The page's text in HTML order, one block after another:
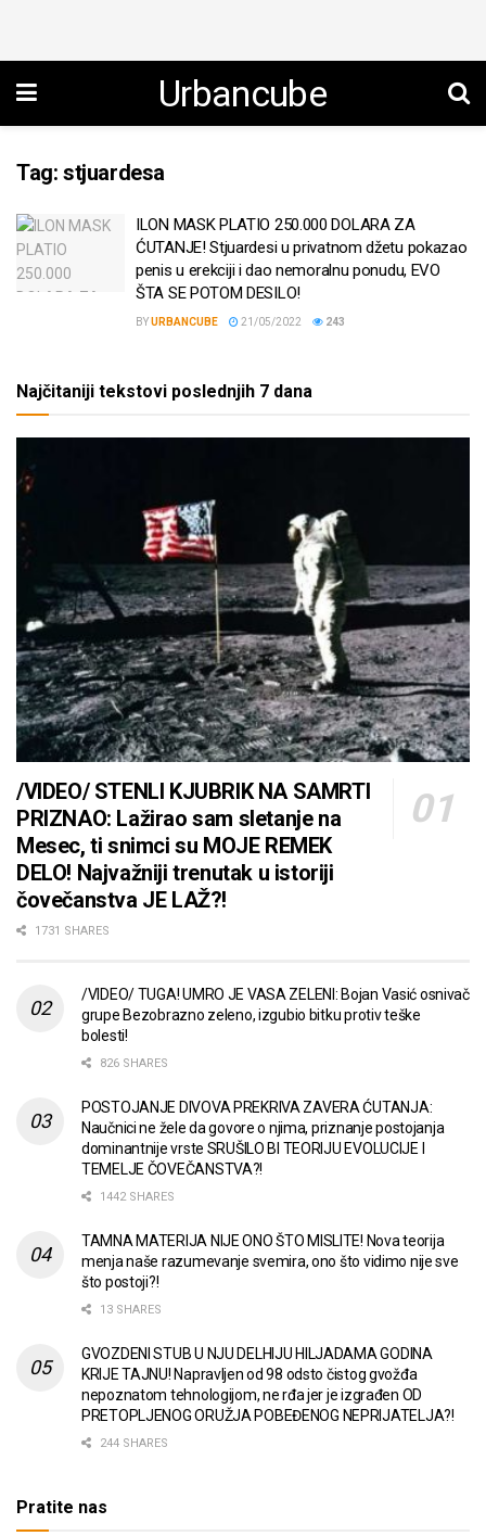
Urbancube
Tag: stjuardesa
ILON MASK PLATIO 250.000 DOLARA ZA
ĆUTANJE! Stjuardesi u privatnom džetu pokazao
penis u erekciji i dao nemoralnu ponudu, EVO
ŠTA SE POTOM DESILO!
BYURBANCUBE 21/05/2022 243
Najčitaniji tekstovi poslednjih 7 dana
/VIDEO/ STENLI KJUBRIK NA SAMRTI
PRIZNAO: Lažirao sam sletanje na
Mesec, ti snimci su MOJE REMEK
DELO! Najvažniji trenutak u istoriji
čovečanstva JE LAŽ?!
1731 SHARES
/VIDEO/ TUGA! UMRO JE VASA ZELENI: Bojan Vasić osnivač
grupe Bezobrazno zeleno, izgubio bitku protiv teške
bolesti!
826 SHARES
POSTOJANJE DIVOVA PREKRIVA ZAVERA ĆUTANJA:
Naučnici ne žele da govore o njima, priznanje postojanja
dominantnije vrste SRUŠILO BI TEORIJU EVOLUCIJE I
TEMELJE ČOVEČANSTVA?!
1442 SHARES
TAMNA MATERIJA NIJE ONO ŠTO MISLITE! Nova teorija
menja naše razumevanje svemira, ono što vidimo nije sve
što postoji?!
13 SHARES
GVOZDENI STUB U NJU DELHIJU HILJADAMA GODINA
KRIJE TAJNU! Napravljen od 98 odsto čistog gvožđa
nepoznatom tehnologijom, ne rđa jer je izgrađen OD
PRETOPLJENOG ORUŽJA POBEĐENOG NEPRIJATELJA?!
244 SHARES
Pratite nas